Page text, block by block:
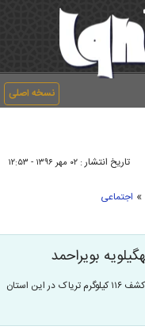
نسخه اصلی
تاریخ انتشار : ۰۲ مهر ۱۳۹۶ - ۱۲:۵۳
» اجتماعی
گروه اجتماعی: فرمانده انتظامی کهگیلویه و بویراحمد از کشف ۱۱۶ کیلوگرم تریاک در این استان